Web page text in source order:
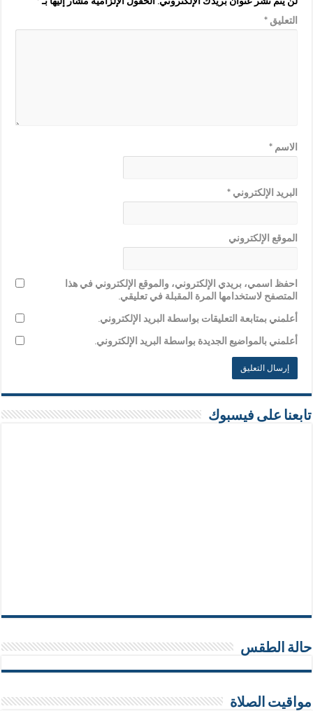
التعليق*
الاسم*
البريد الإلكتروني*
الموقع الإلكتروني
احفظ اسمي، بريدي الإلكتروني، والموقع الإلكتروني في هذا
المتصفح لاستخدامها المرة المقبلة في تعليقي.
أعلمني بمتابعة التعليقات بواسطة البريد الإلكتروني.
أعلمني بالمواضيع الجديدة بواسطة البريد الإلكتروني.
تابعنا على فيسبوك
حالة الطقس
مواقيت الصلاة